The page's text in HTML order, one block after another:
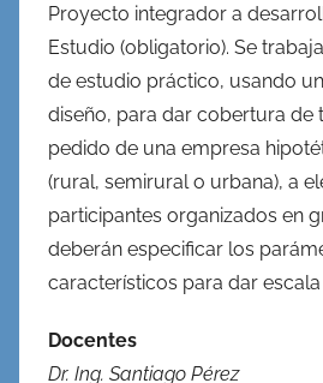
Proyecto integrador a
Estudio (obligatorio). Se
de estudio práctico, usando
diseño, para dar cobertura de
pedido de una empresa
(rural, semirural o urbana), a
participantes organizados en
deberán especificar los
característicos para dar
Docentes
Dr. Ing. Santiago Pérez